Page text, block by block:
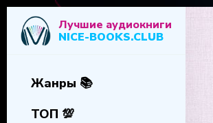
Лучшие аудиокниги
NICE-BOOKS.CLUB
Жанры 📚
ТОП 💯